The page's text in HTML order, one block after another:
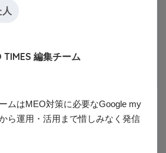
TIMES 編集チーム
ムはMEO対策に必要なGoogle my
ら運用・活用まで惜しみなく発信